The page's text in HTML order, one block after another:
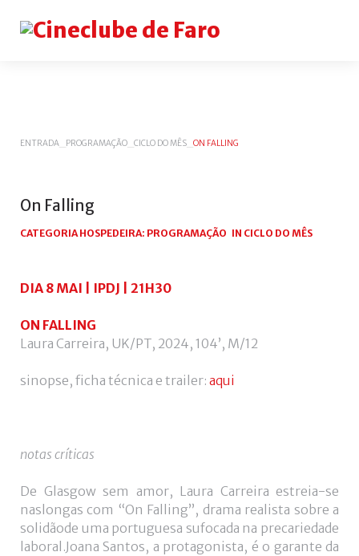
ENTRADA PROGRAMAÇÃO CICLO DO MÊS ON FALLING
On Falling
CATEGORIA HOSPEDEIRA: PROGRAMAÇÃO IN CICLO DO MÊS
DIA 8 MAI | IPDJ | 21H30
ON FALLING
Laura Carreira, UK/PT, 2024, 104’, M/12
sinopse, ficha técnica e trailer: aqui
notas críticas
De Glasgow sem amor, Laura Carreira estreia-se
naslongas com “On Falling”, drama realista sobre a
solidãode uma portuguesa sufocada na precariedade
laboral.Joana Santos, a protagonista, é o garante da
Login